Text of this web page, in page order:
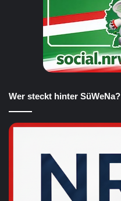
Wer steckt hinter SüWeNa?